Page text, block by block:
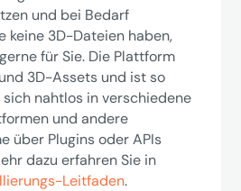
und bei Bedarf
keine 3D-Dateien haben,
für Sie. Die Plattform
3D-Assets und ist so
nahtlos in verschiedene
und andere
über Plugins oder APIs
dazu erfahren Sie in
Leitfaden.